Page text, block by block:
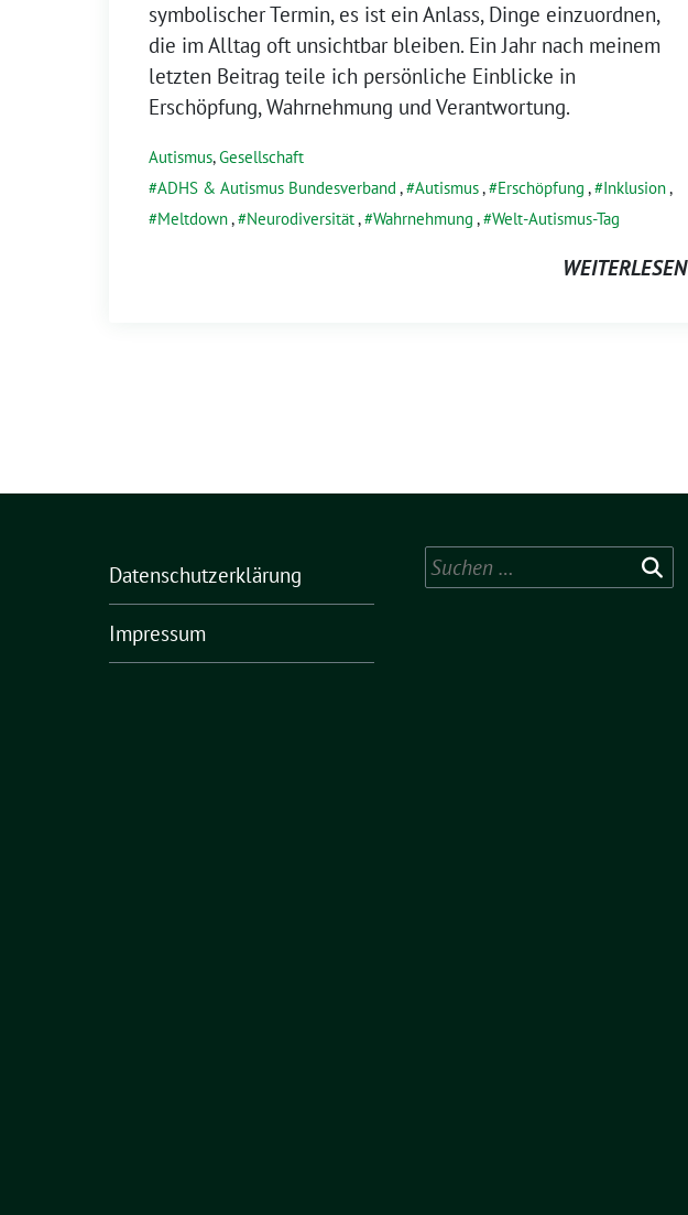
symbolischer Termin, es ist ein Anlass, Dinge einzuordnen,
die im Alltag oft unsichtbar bleiben. Ein Jahr nach meinem
letzten Beitrag teile ich persönliche Einblicke in
Erschöpfung, Wahrnehmung und Verantwortung.
Autismus,Gesellschaft
ADHS & Autismus Bundesverband , Autismus, Erschöpfung , Inklusion,
Meltdown, Neurodiversität, Wahrnehmung , Welt-Autismus-Tag
WEITERLESEN
Datenschutzerklärung
Impressum
Suchen
nach: